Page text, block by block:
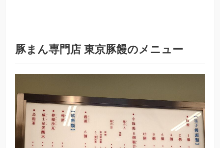
豚まん専門店 東京豚饅のメニュー